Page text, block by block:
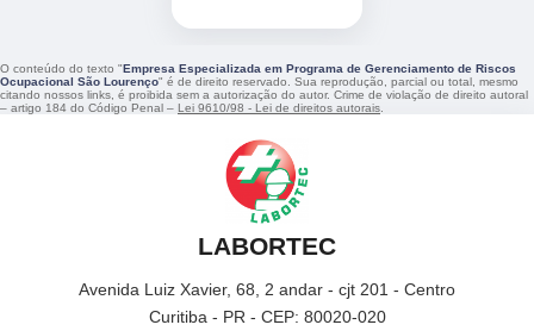
O conteúdo do texto " Empresa Especializada em Programa de Gerenciamento de Riscos
Ocupacional São Lourenço" é de direito reservado. Sua reprodução, parcial ou total, mesmo
citando nossos links, é proibida sem a autorização do autor. Crime de violação de direito autoral
– artigo 184 do Código Penal – Lei 9610/98 - Lei de direitos autorais.
LABORTEC
Avenida Luiz Xavier, 68, 2 andar - cjt 201 - Centro
Curitiba - PR - CEP: 80020-020